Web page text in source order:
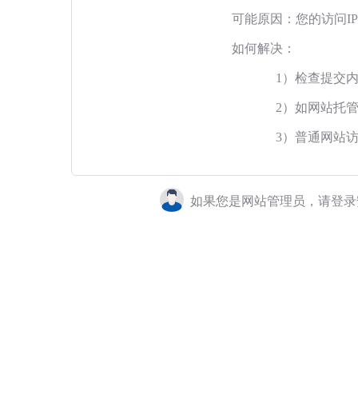
可能原因：您的访问
如何解决：
1）检查提交
2）如网站托
3）普通网站
如果您是网站管理员，请登